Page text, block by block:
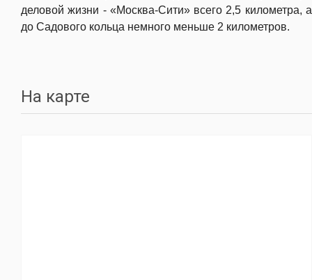
деловой жизни - «Москва-Сити» всего 2,5 километра, а
до Садового кольца немного меньше 2 километров.
На карте